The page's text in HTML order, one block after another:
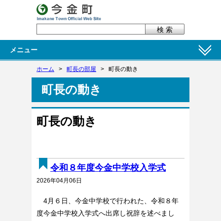
メニュー
ホーム > 町長の部屋 > 町長の動き
町長の動き
町長の動き
令和８年度今金中学校入学式
2026年04月06日
4月６日、今金中学校で行われた、令和８年
度今金中学校入学式へ出席し祝辞を述べまし